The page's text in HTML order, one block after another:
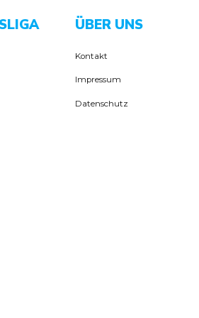
ÜBER UNS
Kontakt
Impressum
Datenschutz